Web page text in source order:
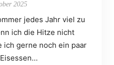
2025
jedes Jahr viel zu
ich die Hitze nicht
ich gerne noch ein paar